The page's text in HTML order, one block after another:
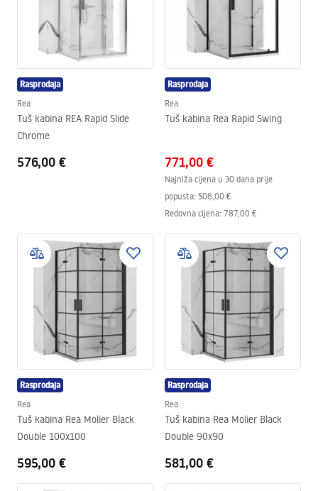
Rasprodaja
Rea
Tuš kabina REA Rapid Slide
Chrome
576,00 €
Rasprodaja
Rea
Tuš kabina Rea Rapid Swing
771,00 €
Najniža cijena u 30 dana prije
popusta: 506,00 €
Redovna cijena: 787,00 €
Rasprodaja
Rea
Tuš kabina Rea Molier Black
Double 100x100
595,00 €
Rasprodaja
Rea
Tuš kabina Rea Molier Black
Double 90x90
581,00 €